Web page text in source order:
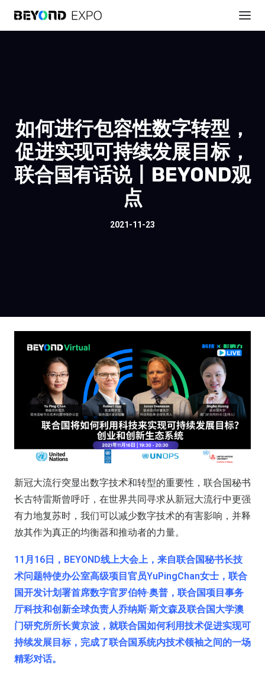
如何进行包容性数字转型，
促进实现可持续发展目标，
联合国有话说丨BEYOND观
点
2021-11-23
新冠大流行突显出数字技术和转型的重要性，联合国秘书
长古特雷斯曾呼吁，在世界共同寻求从新冠大流行中更强
有力地复苏时，我们可以减少数字技术的有害影响，并释
放其作为真正的均衡器和推动者的力量。
11月16日，BEYOND线上大会上，来自联合国秘书长技
术问题特使办公室高级项目官员YuPingChan女士，联合
国开发计划署首席数字官罗伯特·奥普，联合国项目事务
厅科技和创新全球负责人乔纳斯·斯文森及联合国大学澳
门研究所所长黄京波，就联合国如何利用技术促进实现可
持续发展目标，完成了联合国系统内技术领袖之间的一场
精彩对话。